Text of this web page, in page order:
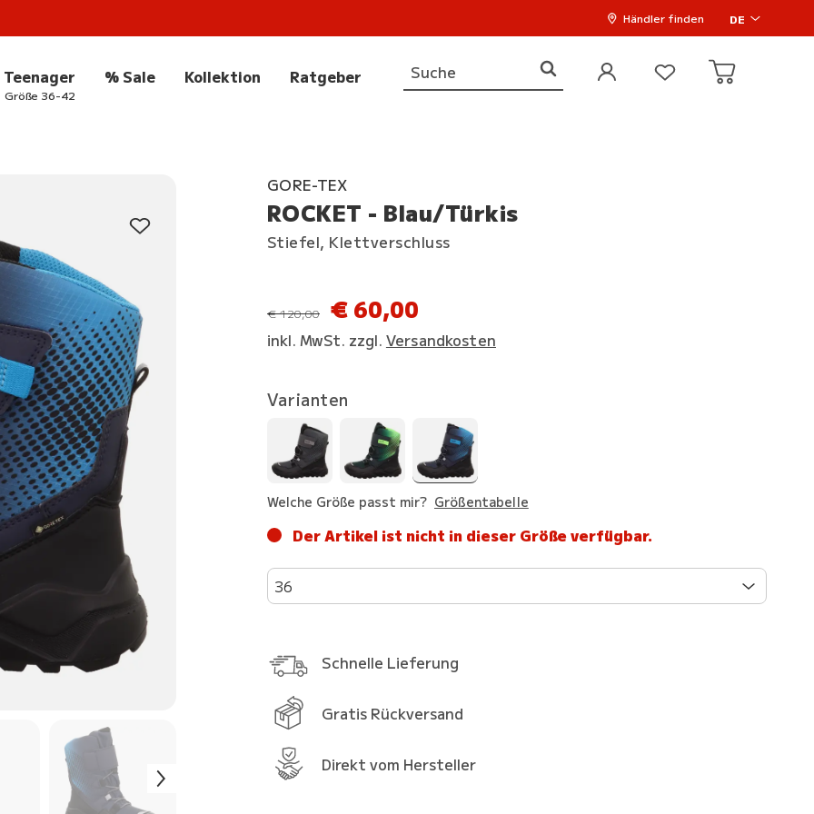
Händler finden DE
Teenager
Größe 36-42
% Sale Kollektion Ratgeber
GORE-TEX
ROCKET - Blau/Türkis
Stiefel, Klettverschluss
statt
€ 120,00 € 60,00
inkl. MwSt. zzgl. Versandkosten
Varianten
Welche Größe passt mir? Größentabelle
Der Artikel ist nicht in dieser Größe verfügbar.
36
Schnelle Lieferung
Gratis Rückversand
Direkt vom Hersteller